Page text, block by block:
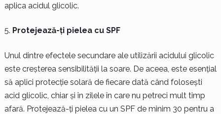
aplica acidul glicolic.
Protejează-ți pielea cu SPF
Unul dintre efectele secundare ale utilizării acidului glicolic
este creșterea sensibilității la soare. De aceea, este esențial
să aplici protecție solară de fiecare dată când folosești
acid glicolic, chiar și în zilele în care nu petreci mult timp
afară. Protejează-ți pielea cu un SPF de minim 30 pentru a